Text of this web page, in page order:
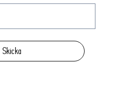
Skicka